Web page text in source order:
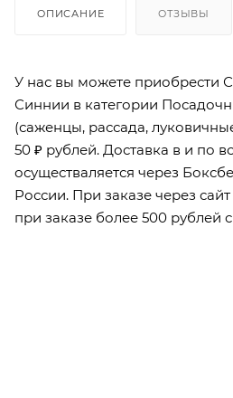
ОПИСАНИЕ ОТЗЫВЫ
У нас вы можете приобрести
Синнии в категории
(саженцы, рассада,
50 ₽ рублей. Доставка в и по
осуществаляется через
России. При заказе через
при заказе более 500 рублей